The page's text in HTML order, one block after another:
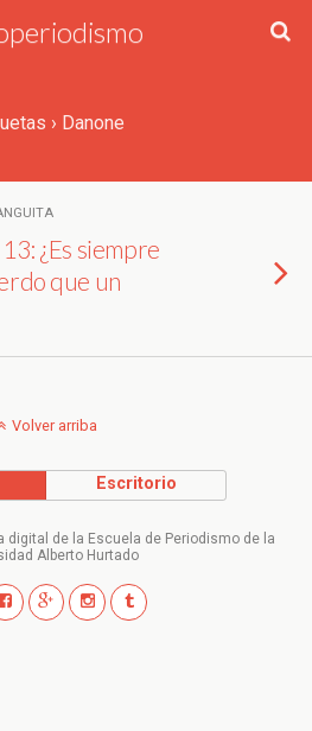
› Danone
¿Es siempre
que un
Volver arriba
Escritorio
digital de la Escuela de Periodismo de la
Alberto Hurtado